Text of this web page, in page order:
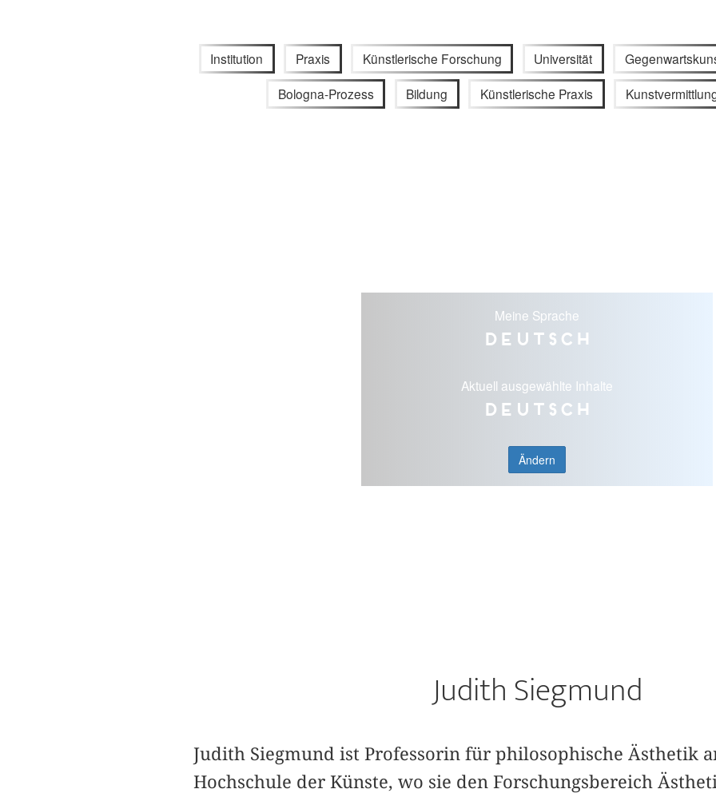
Institution Praxis Künstlerische Forschung Universität
Bologna-Prozess Bildung Künstlerische Praxis
Meine Sprache
Deutsch
Aktuell ausgewählte Inhalte
Deutsch
Ändern
Judith Siegmund
Judith Siegmund ist Professorin für philosophische Ästhetik
Hochschule der Künste, wo sie den Forschungsbereich